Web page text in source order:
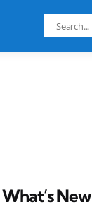
Search
for:
What’s New